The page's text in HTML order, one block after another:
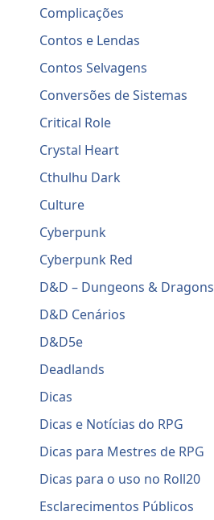
Complicações
Contos e Lendas
Contos Selvagens
Conversões de Sistemas
Critical Role
Crystal Heart
Cthulhu Dark
Culture
Cyberpunk
Cyberpunk Red
D&D – Dungeons & Dragons
D&D Cenários
D&D5e
Deadlands
Dicas
Dicas e Notícias do RPG
Dicas para Mestres de RPG
Dicas para o uso no Roll20
Esclarecimentos Públicos